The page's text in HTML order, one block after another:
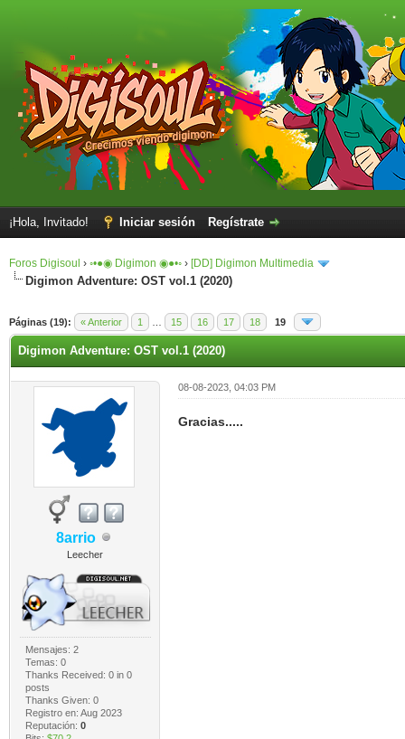
¡Hola, Invitado! Iniciar sesión Regístrate
Foros Digisoul › ◦•●◉ Digimon ◉●•◦ › [DD] Digimon Multimedia
Digimon Adventure: OST vol.1 (2020)
Páginas (19): « Anterior 1 15 16 17 18 19
Digimon Adventure: OST vol.1 (2020)
8arrio
Leecher
Mensajes: 2
Temas: 0
Thanks Received: 0in 0
posts
Thanks Given: 0
Registro en: Aug 2023
Reputación: 0
08-08-2023, 04:03 PM
Gracias.....